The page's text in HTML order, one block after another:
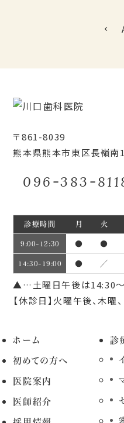
〒861-8039
熊本県熊本市東区長嶺南
096-383-
診療時間 月 火
9:00~12:30 ● ●
14:30~19:00 ● ／
▲…土曜日午後は14:30
【休診日】火曜午後、木曜
ホーム
初めての方へ
医院案内
医師紹介
診